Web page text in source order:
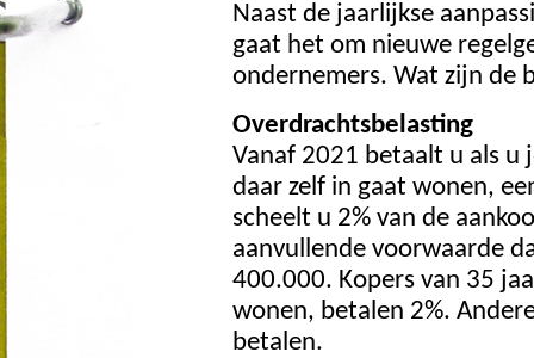
Naast de jaarlijkse
gaat het om nieuwe
ondernemers. Wat zijn de
Overdrachtsbelasting
Vanaf 2021 betaalt u als u
daar zelf in gaat wonen,
scheelt u 2% van de
aanvullende voorwaarde
400.000. Kopers van 35
wonen, betalen 2%.
betalen.